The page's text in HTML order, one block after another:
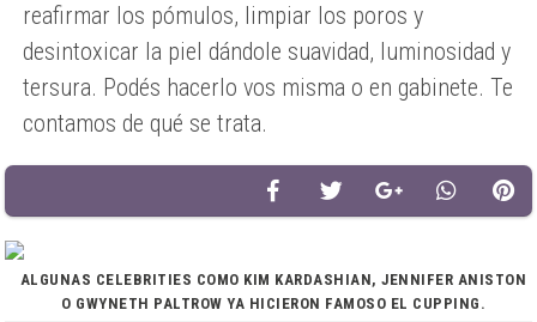
reafirmar los pómulos, limpiar los poros y
desintoxicar la piel dándole suavidad, luminosidad y
tersura. Podés hacerlo vos misma o en gabinete. Te
contamos de qué se trata.
ALGUNAS CELEBRITIES COMO KIM KARDASHIAN, JENNIFER ANISTON
O GWYNETH PALTROW YA HICIERON FAMOSO EL CUPPING.